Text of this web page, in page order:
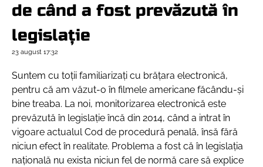
de când a fost prevăzută în
legislație
23 august 17:32
Suntem cu toții familiarizați cu brățara electronică,
pentru că am văzut-o în filmele americane făcându-și
bine treaba. La noi, monitorizarea electronică este
prevăzută în legislație încă din 2014, când a intrat în
vigoare actualul Cod de procedură penală, însă fără
niciun efect în realitate. Problema a fost că în legislația
națională nu exista niciun fel de normă care să explice